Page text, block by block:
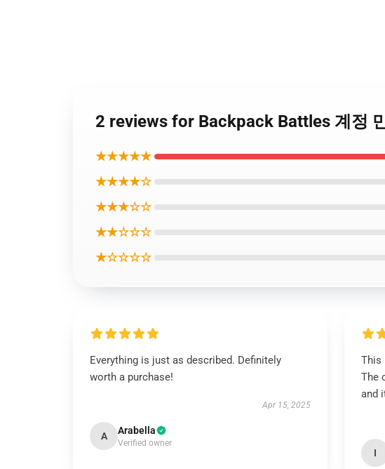
2 reviews for Backpack Battles 계정
★★★★★
★★★★☆
★★★☆☆
★★☆☆☆
★☆☆☆☆
Everything is just as described. Definitely
worth a purchase!
Apr 15, 2025
A Arabella
Verified owner
This
The
and
I